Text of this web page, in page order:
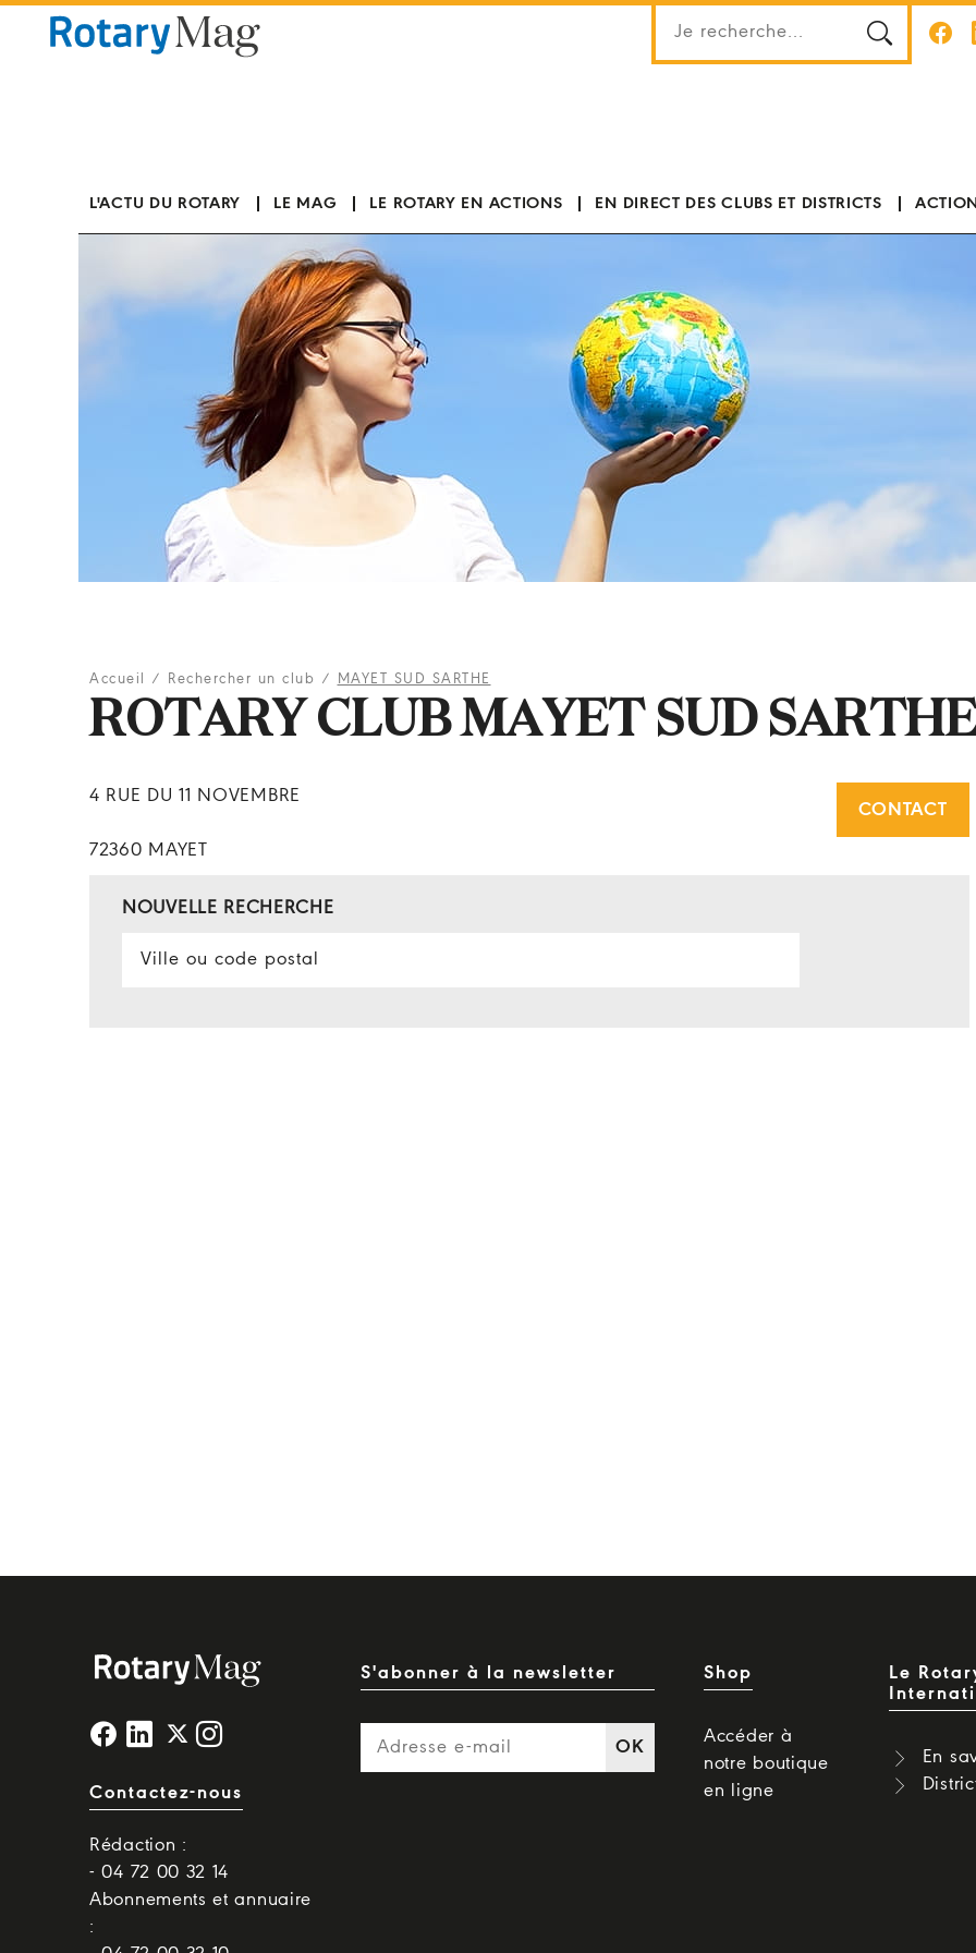
L'ACTU DU ROTARY LE MAG LE ROTARY EN ACTIONS EN DIRECT DES CLUBS ET DISTRICTS
Accueil / Rechercher un club / MAYET SUD SARTHE
ROTARY CLUB MAYET SUD
4 RUE DU 11 NOVEMBRE
72360 MAYET
CONTACT
NOUVELLE RECHERCHE
Contactez-nous
Rédaction :
- 04 72 00 32 14
Abonnements et annuaire
:
S'abonner à la newsletter
OK
Shop
Accéder à
notre boutique
en ligne
Le
En
Panneau de gestion des cookies